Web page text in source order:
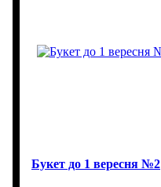
Букет до 1 вересня №2